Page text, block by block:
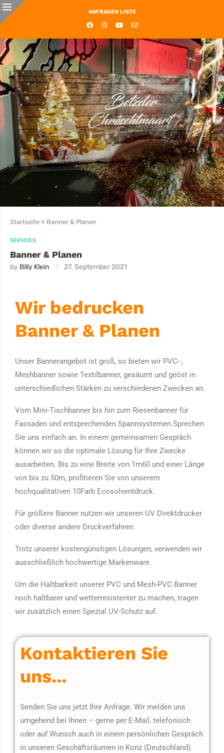
ANFRAGEN LISTE
Startseite » Banner & Planen
SERVICES
Banner & Planen
by Billy Klein 27. September 2021
Wir bedrucken
Banner & Planen
Unser Bannerangebot ist groß, so bieten wir PVC- ,
Meshbanner sowie Textilbanner, gesäumt und geöst in
unterschiedlichen Stärken zu verschiedenen Zwecken an.
Vom Mini-Tischbanner bis hin zum Riesenbanner für
Fassaden und entsprechenden Spannsystemen.Sprechen
Sie uns einfach an. In einem gemeinsamen Gespräch
können wir so die optimale Lösung für Ihre Zwecke
ausarbeiten. Bis zu eine Breite von 1m60 und einer Länge
von bis zu 50m, profitieren Sie von unserem
hochqualitativen 10Farb Ecosolventdruck.
Für größere Banner nutzen wir unseren UV Direktdrucker
oder diverse andere Druckverfahren.
Trotz unserer kostengünstigen Lösungen, verwenden wir
ausschließlich hochwertige Markenware.
Um die Haltbarkeit unserer PVC und Mesh-PVC Banner
noch haltbarer und wetterresistenter zu machen, tragen
wir zusätzlich einen Spezial UV-Schutz auf.
Kontaktieren Sie
uns...
Senden Sie uns jetzt Ihre Anfrage. Wir melden uns
umgehend bei Ihnen – gerne per E-Mail, telefonisch
oder auf Wunsch auch in einem persönlichen Gespräch
in unseren Geschäftsräumen in Konz (Deutschland).